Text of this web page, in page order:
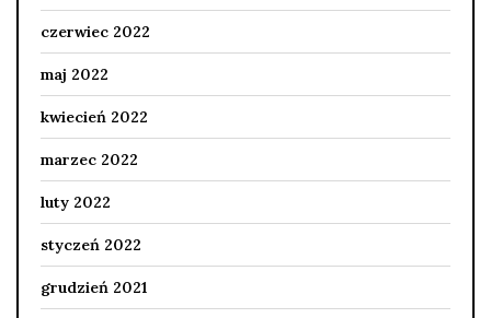
czerwiec 2022
maj 2022
kwiecień 2022
marzec 2022
luty 2022
styczeń 2022
grudzień 2021